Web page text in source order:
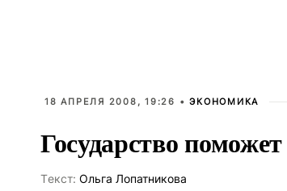
18 АПРЕЛЯ 2008, 19:26 •ЭКОНОМИКА
Государство
Tекст: Ольга Лопатникова